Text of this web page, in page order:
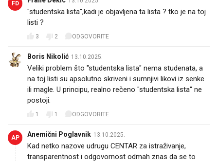
FD
"studentska lista",kadi je objavljena ta lista ? tko je na toj
listi ?
3 2 ODGOVORITE
Boris Nikolić 13.10.2025.
Veliki problem što "studentska lista" nema studenata, a
na toj listi su apsolutno skriveni i sumnjivi likovi iz senke
ili magle. U principu, realno rečeno "studentska lista" ne
postoji.
1 1 ODGOVORITE
AP Anemični Poglavnik 13.10.2025.
Kad netko nazove udrugu CENTAR za istraživanje,
transparentnost i odgovornost odmah znas da se to